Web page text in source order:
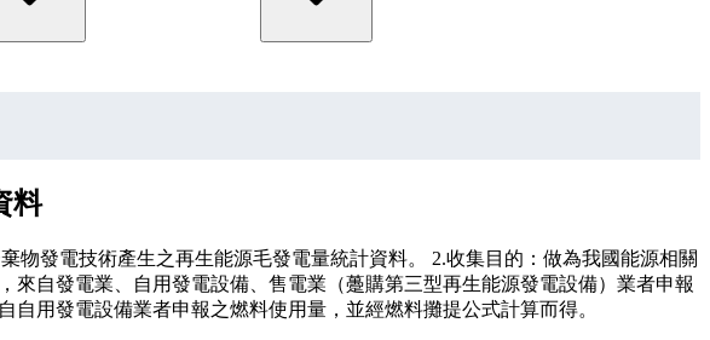
料
發電技術產生之再生能源毛發電量統計資料。 2.收集目的：做為我國能源相關
自發電業、自用發電設備、售電業（躉購第三型再生能源發電設備）業者申報
用發電設備業者申報之燃料使用量，並經燃料攤提公式計算而得。